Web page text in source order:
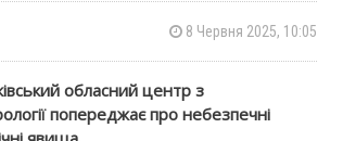
8 Червня 2025, 10:05
обласний центр з
попереджає про небезпечні